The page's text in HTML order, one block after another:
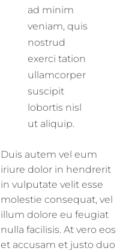
ad minim
veniam, quis
nostrud
exerci tation
ullamcorper
suscipit
lobortis nisl
ut aliquip.
Duis autem vel eum
iriure dolor in hendrerit
in vulputate velit esse
molestie consequat, vel
illum dolore eu feugiat
nulla facilisis. At vero eos
et accusam et justo duo